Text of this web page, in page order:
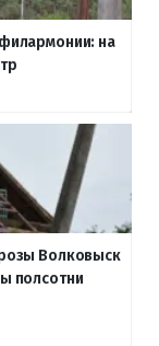
на
Волковыск
полсотни